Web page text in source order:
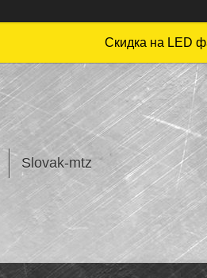
Скидка на LED
Slovak-mtz